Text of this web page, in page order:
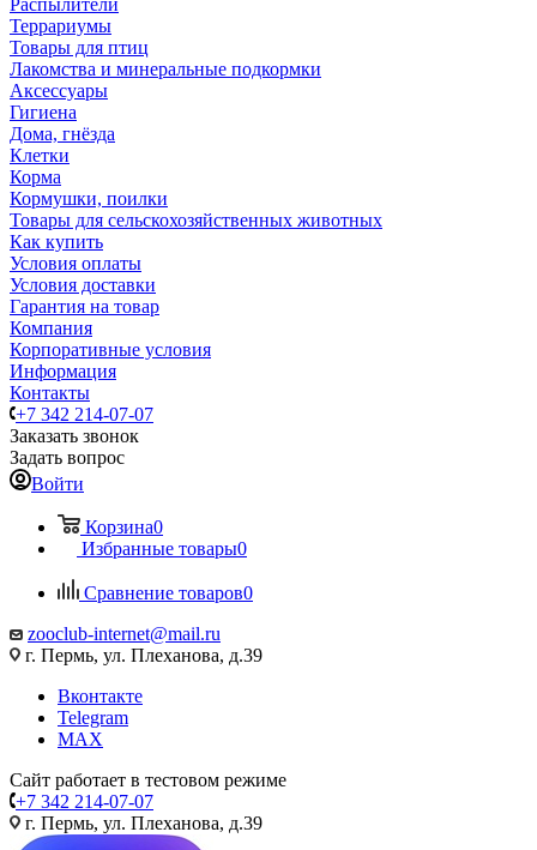
Распылители
Террариумы
Товары для птиц
Лакомства и минеральные подкормки
Аксессуары
Гигиена
Дома, гнёзда
Клетки
Корма
Кормушки, поилки
Товары для сельскохозяйственных животных
Как купить
Условия оплаты
Условия доставки
Гарантия на товар
Компания
Корпоративные условия
Информация
Контакты
+7 342 214-07-07
Заказать звонок
Задать вопрос
Войти
Корзина0
Избранные товары0
Сравнение товаров0
zooclub-internet@mail.ru
г. Пермь, ул. Плеханова, д.39
Вконтакте
Telegram
MAX
Сайт работает в тестовом режиме
+7 342 214-07-07
г. Пермь, ул. Плеханова, д.39